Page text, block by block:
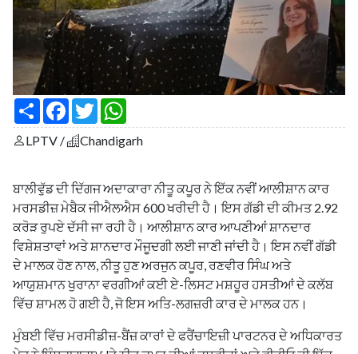
S
a
r
F
c
e
o
k
T
w
i
t
r
a
t
p
p
LPTV / Chandigarh
ਬਾਲੀਵੁੱਡ ਦੀ ਦਿੱਗਜ ਅਦਾਕਾਰਾ ਨੀਤੂ ਕਪੂਰ ਨੇ ਇੱਕ ਨਵੀਂ ਆਲੀਸ਼ਾਨ ਕਾਰ
ਮਰਸਡੀਜ਼ ਮੇਬੈਕ ਜੀਐਲਐਸ 600 ਖਰੀਦੀ ਹੈ। ਇਸ ਗੱਡੀ ਦੀ ਕੀਮਤ 2.92
ਕਰੋੜ ਰੁਪਏ ਦੱਸੀ ਜਾ ਰਹੀ ਹੈ। ਆਲੀਸ਼ਾਨ ਕਾਰ ਆਪਣੀਆਂ ਸ਼ਾਨਦਾਰ
ਵਿਸ਼ੇਸ਼ਤਾਵਾਂ ਅਤੇ ਸ਼ਾਨਦਾਰ ਮੌਜੂਦਗੀ ਲਈ ਜਾਣੀ ਜਾਂਦੀ ਹੈ। ਇਸ ਨਵੀਂ ਗੱਡੀ
ਦੇ ਮਾਲਕ ਹੋਣ ਨਾਲ, ਨੀਤੂ ਹੁਣ ਅਰਜੁਨ ਕਪੂਰ, ਰਣਵੀਰ ਸਿੰਘ ਅਤੇ
ਆਯੁਸ਼ਮਾਨ ਖੁਰਾਨਾ ਵਰਗੀਆਂ ਕਈ ਏ-ਲਿਸਟ ਮਸ਼ਹੂਰ ਹਸਤੀਆਂ ਦੇ ਕਲੱਬ
ਵਿੱਚ ਸ਼ਾਮਲ ਹੋ ਗਈ ਹੈ, ਜੋ ਇਸ ਅਤਿ-ਲਗਜ਼ਰੀ ਕਾਰ ਦੇ ਮਾਲਕ ਹਨ।
ਮੁੰਬਈ ਵਿੱਚ ਮਰਸੀਡੀਜ਼-ਬੈਂਜ਼ ਕਾਰਾਂ ਦੇ ਫਰੈਂਚਾਇਜ਼ੀ ਪਾਰਟਨਰ ਦੇ ਅਧਿਕਾਰਤ